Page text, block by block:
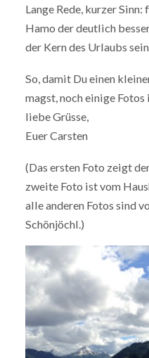
Lange Rede, kurzer
Hamo der deutlich
der Kern des Urlaubs
So, damit Du einen
magst, noch einige
liebe Grüsse,
Euer Carsten
(Das ersten Foto zeigt
zweite Foto ist vom
alle anderen Fotos sind
Schönjöchl.)